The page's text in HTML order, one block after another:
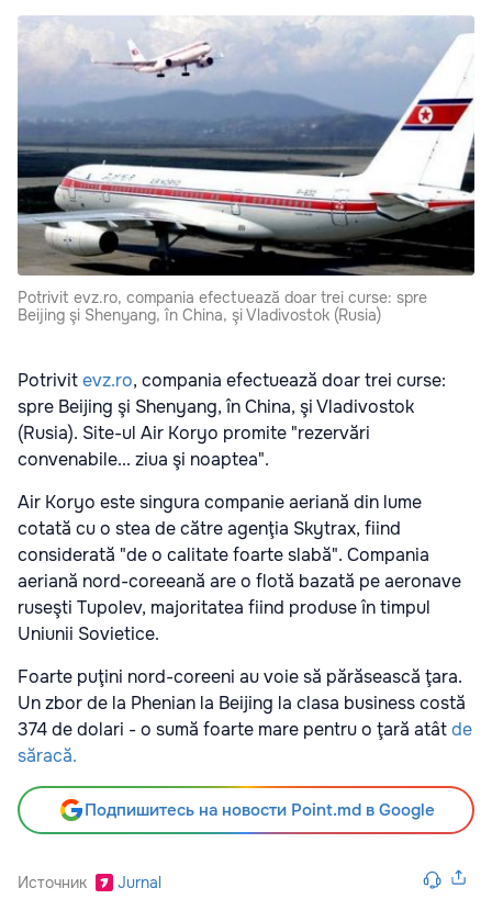
Potrivit evz.ro, compania efectuează doar trei curse: spre
Beijing şi Shenyang, în China, şi Vladivostok (Rusia)
Potrivitevz.ro, compania efectuează doar trei curse:
spre Beijing şi Shenyang, în China, şi Vladivostok
(Rusia). Site-ul Air Koryo promite "rezervări
convenabile... ziua şi noaptea".
Air Koryo este singura companie aeriană din lume
cotată cu o stea de către agenţia Skytrax, fiind
considerată "de o calitate foarte slabă". Compania
aeriană nord-coreeană are o flotă bazată pe aeronave
ruseşti Tupolev, majoritatea fiind produse în timpul
Uniunii Sovietice.
Foarte puţini nord-coreeni au voie să părăsească ţara.
Un zbor de la Phenian la Beijing la clasa business costă
374 de dolari - o sumă foarte mare pentru o ţară atâtde
săracă.
Подпишитесь на новости Point.md в Google
Источник Jurnal